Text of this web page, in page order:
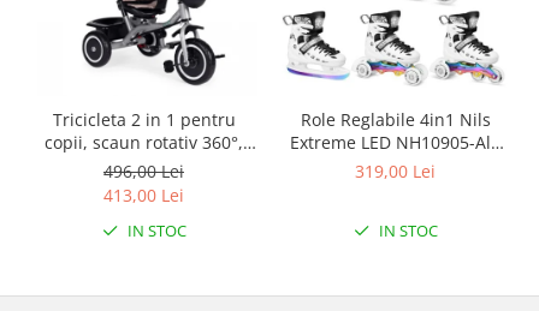
Tricicleta 2 in 1 pentru
copii, scaun rotativ 360°,
roti din spuma EVA, Ecotoys
WQL-066-52
496,00 Lei
413,00 Lei
IN STOC
Role Reglabile 4in1 Nils
Extreme LED NH10905-Alb
curcubeu
319,00 Lei
IN STOC